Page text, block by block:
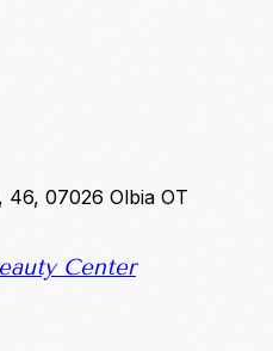
46, 07026 Olbia OT
Center